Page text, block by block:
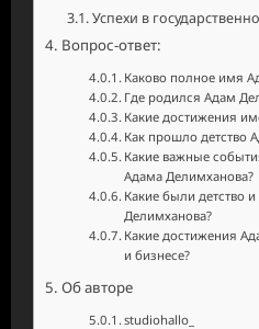
Успехи в
Вопрос-ответ:
Каково полное имя
Где родился Адам
Какие достижения
Как прошло детство
Какие важные
Адама Делимханова?
Какие были детство
Делимханова?
Какие достижения
и бизнесе?
Об авторе
studiohallo_